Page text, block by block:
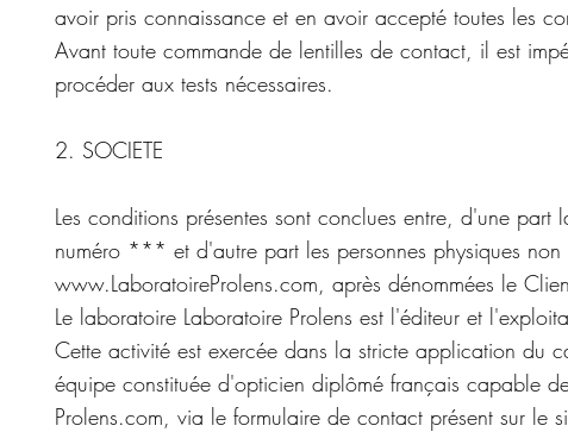
avoir pris connaissance et en avoir accepté toutes les
Avant toute commande de lentilles de contact, il est
procéder aux tests nécessaires.
2. SOCIETE
Les conditions présentes sont conclues entre, d'une
numéro *** et d'autre part les personnes physiques
www.LaboratoireProlens.com, après dénommées le
Le laboratoire Laboratoire Prolens est l'éditeur et
Cette activité est exercée dans la stricte application du
équipe constituée d'opticien diplômé français capable
Prolens.com, via le formulaire de contact présent sur le